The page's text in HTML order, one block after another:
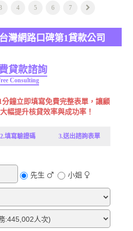
4 5 6 7
灣網路口碑第1貸款公司
貸款諮詢
Consulting
鐘立即填寫免費完整表單，讓顧
幅提升核貸效率與成功率！
2.填寫驗證碼 3.送出諮詢表單
先生 小姐